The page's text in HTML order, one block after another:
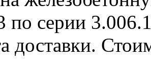
по серии
доставки.